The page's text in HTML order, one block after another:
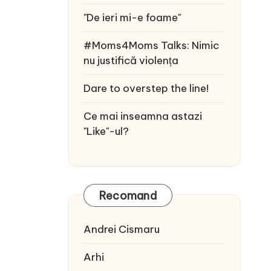
"De ieri mi-e foame"
#Moms4Moms Talks: Nimic
nu justifică violența
Dare to overstep the line!
Ce mai inseamna astazi
"Like"-ul?
Recomand
Andrei Cismaru
Arhi